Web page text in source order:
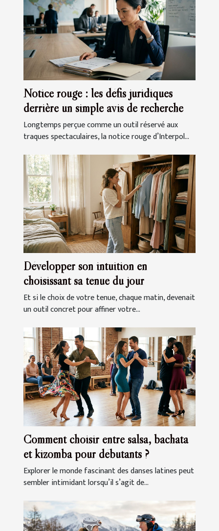
Notice rouge : les défis juridiques
derrière un simple avis de recherche
Longtemps perçue comme un outil réservé aux
traques spectaculaires, la notice rouge d’Interpol...
Développer son intuition en
choisissant sa tenue du jour
Et si le choix de votre tenue, chaque matin, devenait
un outil concret pour affiner votre...
Comment choisir entre salsa, bachata
et kizomba pour débutants ?
Explorer le monde fascinant des danses latines peut
sembler intimidant lorsqu’il s’agit de...